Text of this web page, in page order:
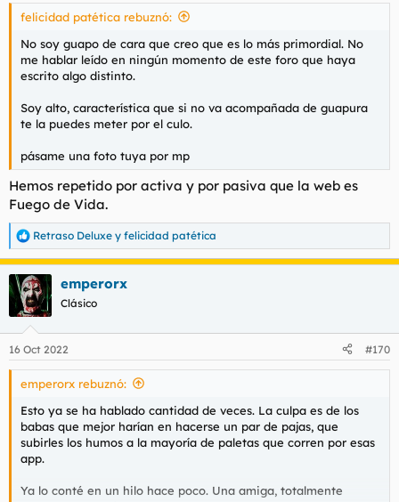
felicidad patética rebuznó:
No soy guapo de cara que creo que es lo más primordial. No
me hablar leído en ningún momento de este foro que haya
escrito algo distinto.
Soy alto, característica que si no va acompañada de guapura
te la puedes meter por el culo.
pásame una foto tuya por mp
Hemos repetido por activa y por pasiva que la web es
Fuego de Vida.
R
e
a
c
c
i
e
s
Retraso Deluxe y felicidad patética
emperorx
Clásico
16 Oct 2022 #170
emperorx rebuznó:
Esto ya se ha hablado cantidad de veces. La culpa es de los
babas que mejor harían en hacerse un par de pajas, que
subirles los humos a la mayoría de paletas que corren por esas
app.
Ya lo conté en un hilo hace poco. Una amiga, totalmente